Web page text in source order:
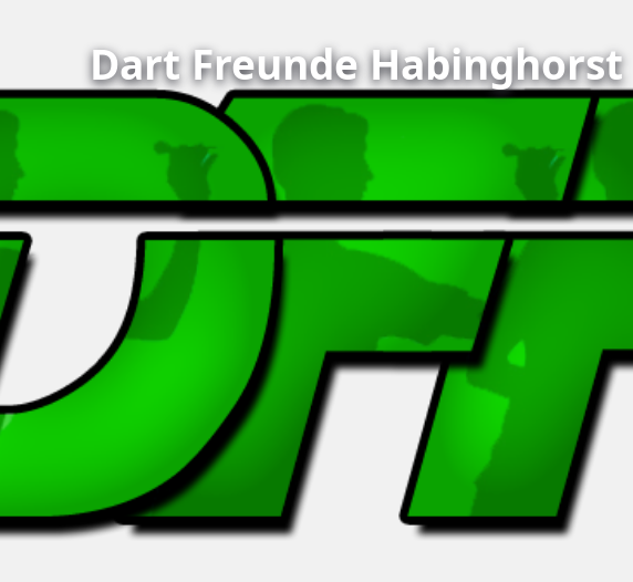
Dart Freunde Habinghorst